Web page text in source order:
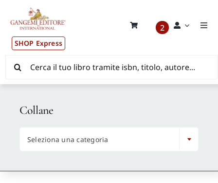
contenuto
SHOP Express
2
Pubblicazioni
News ed Eventi
Distribuzione Wolrdwide
CONSIP / MEPA / ANVUR / CINECA
per:
Collane
Seleziona una categoria